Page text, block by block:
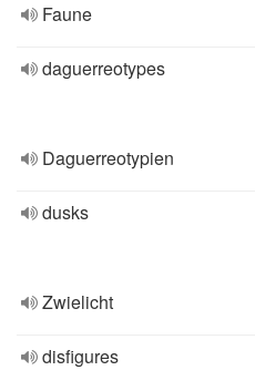
Faune
daguerreotypes
Daguerreotypien
dusks
Zwielicht
disfigures